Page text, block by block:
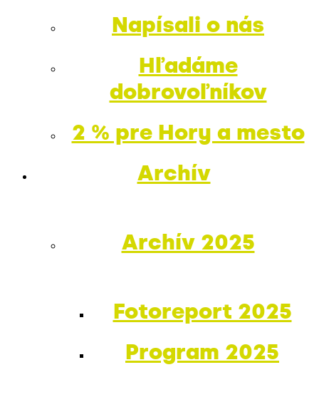
Napísali o nás
Hľadáme
dobrovoľníkov
2 % pre Hory a mesto
Archív
Archív 2025
Fotoreport 2025
Program 2025